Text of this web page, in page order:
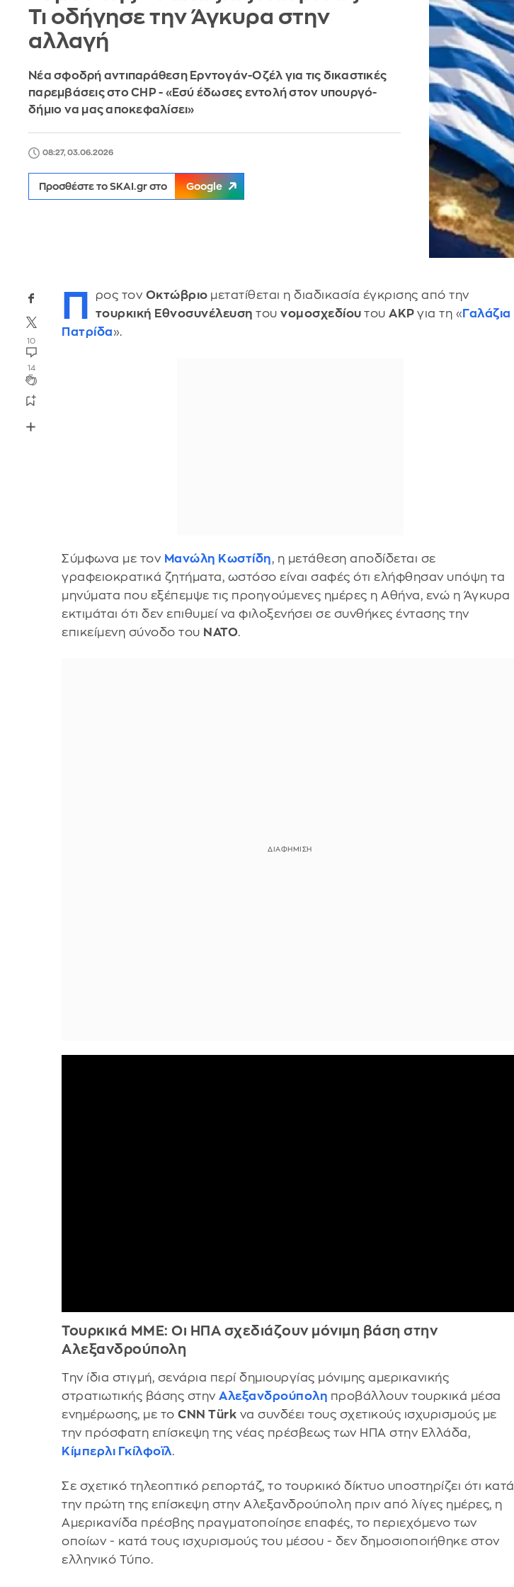
Τι οδήγησε την Άγκυρα στην
αλλαγή
Νέα σφοδρή αντιπαράθεση Ερντογάν-Οζέλ για τις δικαστικές
παρεμβάσεις στο CHP - «Εσύ έδωσες εντολή στον υπουργό-
δήμιο να μας αποκεφαλίσει»
08:27, 03.06.2026
Προσθέστε το SKAI.gr στο Google
10
14
Π ρος τον Οκτώβριο μετατίθεται η διαδικασία έγκρισης από την
τουρκική ΕθνοσυνέλευσητουνομοσχεδίουτουAKPγια τη « Γαλάζια
Πατρίδα».
Σύμφωνα με τον Μανώλη Κωστίδη, η μετάθεση αποδίδεται σε
γραφειοκρατικά ζητήματα, ωστόσο είναι σαφές ότι ελήφθησαν υπόψη τα
μηνύματα που εξέπεμψε τις προηγούμενες ημέρες η Αθήνα, ενώ η Άγκυρα
εκτιμάται ότι δεν επιθυμεί να φιλοξενήσει σε συνθήκες έντασης την
επικείμενη σύνοδο του ΝΑΤΟ.
Τουρκικά ΜΜΕ: Οι ΗΠΑ σχεδιάζουν μόνιμη βάση στην
Αλεξανδρούπολη
Την ίδια στιγμή, σενάρια περί δημιουργίας μόνιμης αμερικανικής
στρατιωτικής βάσης στηνΑλεξανδρούπολη προβάλλουν τουρκικά μέσα
ενημέρωσης, με τοCNN Türk να συνδέει τους σχετικούς ισχυρισμούς με
την πρόσφατη επίσκεψη της νέας πρέσβεως των ΗΠΑ στην Ελλάδα,
Κίμπερλι Γκίλφοϊλ.
Σε σχετικό τηλεοπτικό ρεπορτάζ, το τουρκικό δίκτυο υποστηρίζει ότι κατά
την πρώτη της επίσκεψη στην Αλεξανδρούπολη πριν από λίγες ημέρες, η
Αμερικανίδα πρέσβης πραγματοποίησε επαφές, το περιεχόμενο των
οποίων - κατά τους ισχυρισμούς του μέσου - δεν δημοσιοποιήθηκε στον
ελληνικό Τύπο.